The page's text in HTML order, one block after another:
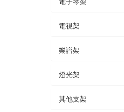
電視架
樂譜架
燈光架
其他支架